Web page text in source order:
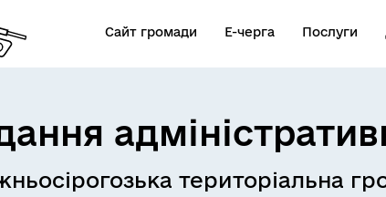
Сайт громади Е-черга Послуги
територіальна